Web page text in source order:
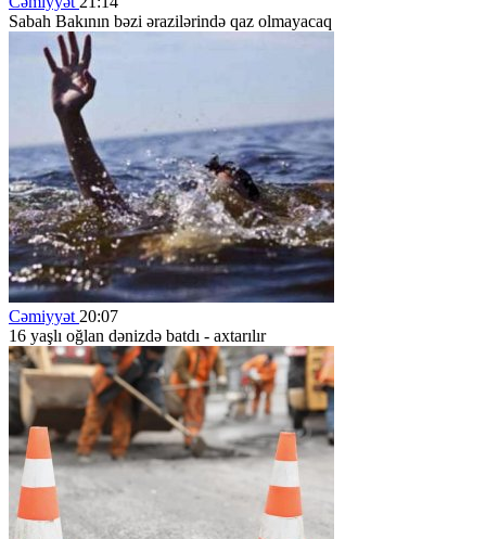
Sabah Bakının bəzi ərazilərində qaz olmayacaq
Cəmiyyət 20:07
16 yaşlı oğlan dənizdə batdı - axtarılır